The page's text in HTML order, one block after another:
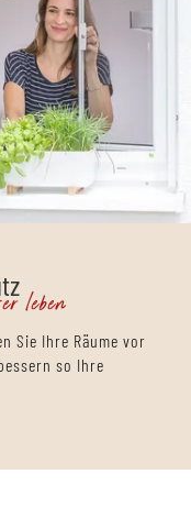
leben
Sie Ihre Räume vor
so Ihre